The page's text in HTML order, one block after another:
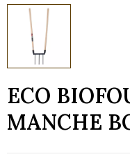
ECO
MANCHE